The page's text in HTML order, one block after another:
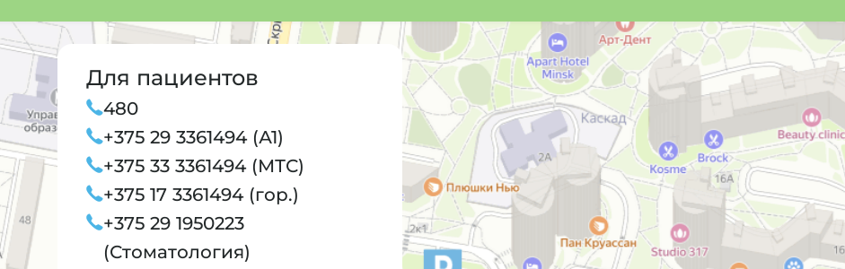
Для пациентов
480
+375 29 3361494 (А1)
+375 33 3361494 (МТС)
+375 17 3361494 (гор.)
+375 29 1950223
(Стоматология)